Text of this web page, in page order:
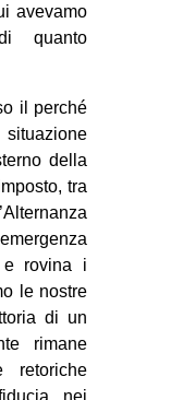
avevamo
quanto
il perché
della
tra
e rovina i
le nostre
di un
rimane
retoriche
nei